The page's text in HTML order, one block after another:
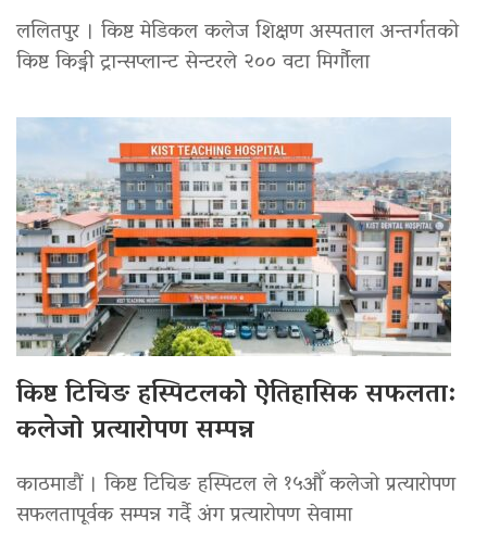
ललितपुर । किष्ट मेडिकल कलेज शिक्षण अस्पताल अन्तर्गतको
किष्ट किड्नी ट्रान्सप्लान्ट सेन्टरले २०० वटा मिर्गौला
किष्ट टिचिङ हस्पिटलको ऐतिहासिक सफलता:
कलेजो प्रत्यारोपण सम्पन्न
काठमाडौं । किष्ट टिचिङ हस्पिटल ले १५औँ कलेजो प्रत्यारोपण
सफलतापूर्वक सम्पन्न गर्दै अंग प्रत्यारोपण सेवामा